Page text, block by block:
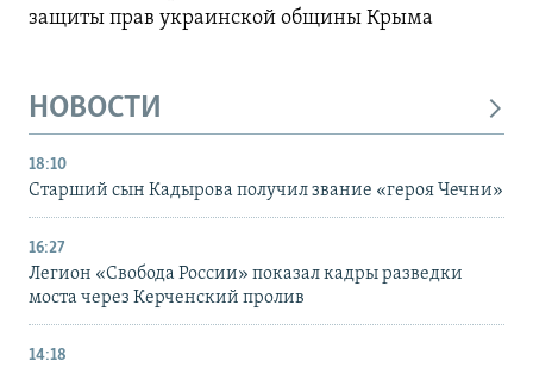
защиты прав украинской общины Крыма
НОВОСТИ
18:10
Старший сын Кадырова получил звание «героя Чечни»
16:27
Легион «Свобода России» показал кадры разведки
моста через Керченский пролив
14:18